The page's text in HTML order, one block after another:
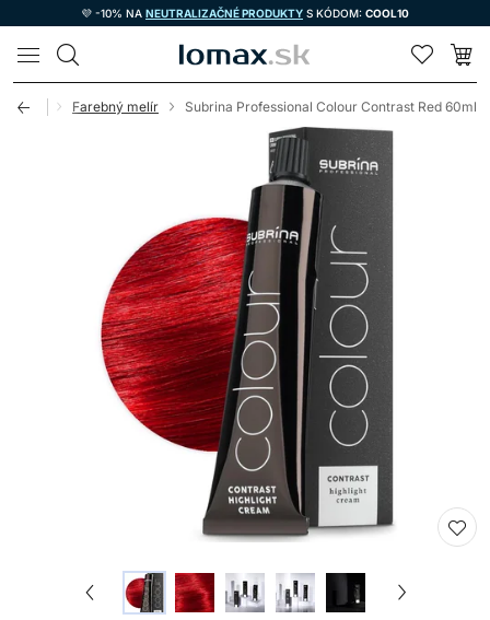
💜 -10% NA NEUTRALIZAČNÉ PRODUKTY S KÓDOM: COOL10
LOMAX
vlasy Farebný melír Subrina Professional Colour Contrast Red 60ml